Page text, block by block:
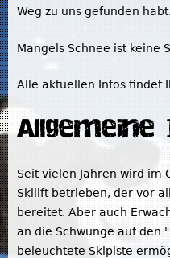
Weg zu uns gefunden habt.
Mangels Schnee ist keine
Alle aktuellen Infos findet
Allgemeine
Seit vielen Jahren wird im
Skilift betrieben, der vor
bereitet. Aber auch
an die Schwünge auf den
beleuchtete Skipiste